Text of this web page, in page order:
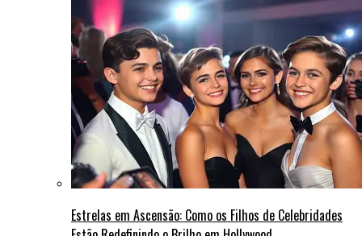
Estrelas em Ascensão: Como os Filhos de Celebridades